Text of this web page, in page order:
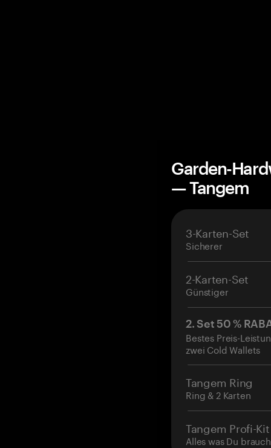
Garden-
— Tangem
3-Karten-Set
Sicherer
2-Karten-Set
Günstiger
2. Set 50 %
Bestes Preis-
zwei Cold Wallets
Tangem Ring
Ring & 2 Karten
Tangem Profi-Kit
Alles was Du